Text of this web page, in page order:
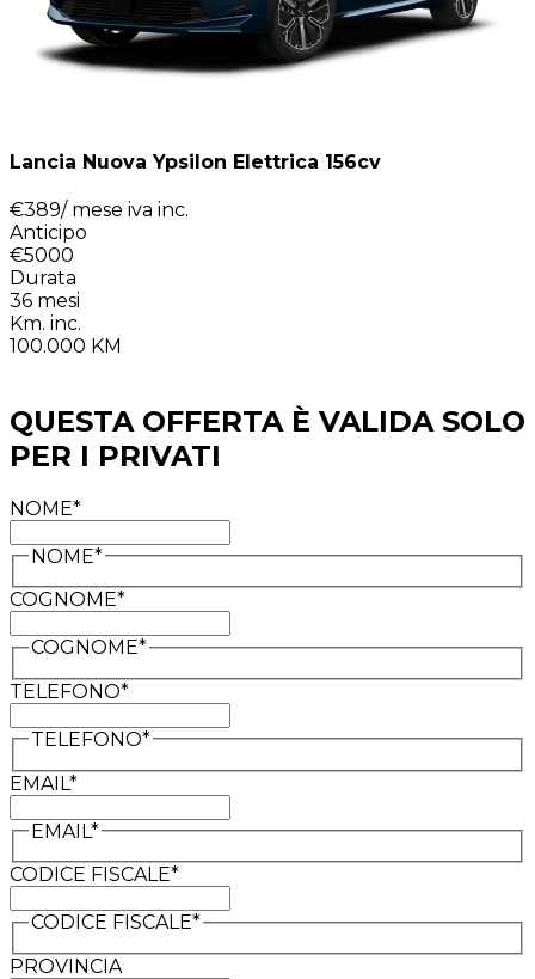
Lancia Nuova Ypsilon Elettrica 156cv
€389/ mese iva inc.
Anticipo
€5000
Durata
36 mesi
Km. inc.
100.000 KM
QUESTA OFFERTA È VALIDA SOLO
PER I PRIVATI
NOME*
NOME*
COGNOME*
COGNOME*
TELEFONO*
TELEFONO*
EMAIL*
EMAIL*
CODICE FISCALE*
CODICE FISCALE*
PROVINCIA